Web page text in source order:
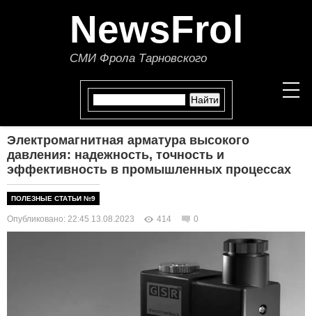
NewsFrol
СМИ Фрола Тарновского
НОВОСТИ
ПОЛИТИКА
В МИРЕ
ОБЩЕСТВО
Электромагнитная арматура высокого
давления: надежность, точность и
эффективность в промышленных процессах
ПОЛЕЗНЫЕ СТАТЬИ №9
Опубликовано: 22:45 13.08.2023 414 0